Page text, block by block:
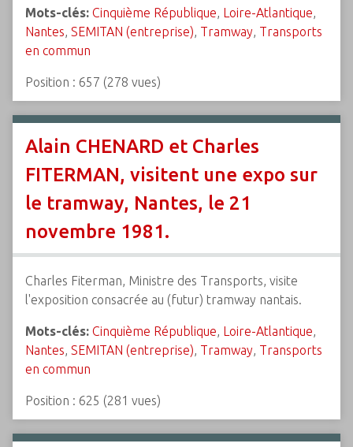
Mots-clés: Cinquième République, Loire-Atlantique,
Nantes, SEMITAN (entreprise), Tramway, Transports
en commun
Position : 657 (278 vues)
Alain CHENARD et Charles
FITERMAN, visitent une expo sur
le tramway, Nantes, le 21
novembre 1981.
Charles Fiterman, Ministre des Transports, visite
l'exposition consacrée au (futur) tramway nantais.
Mots-clés: Cinquième République, Loire-Atlantique,
Nantes, SEMITAN (entreprise), Tramway, Transports
en commun
Position : 625 (281 vues)